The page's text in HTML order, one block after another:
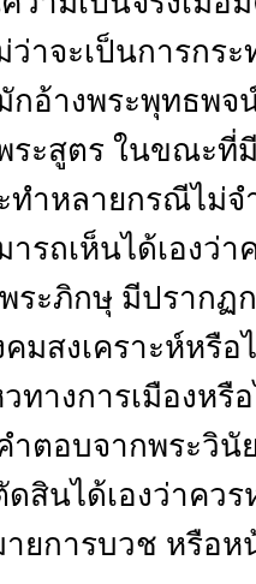
ว่าจะเป็นการกร
อ้างพระพุทธพจ
ระสูตร ในขณะ
ทำหลายกรณีไม่จ
ารถเห็นได้เองว่
ระภิกษุ มีปรากฏ
มสงเคราะห์หรื
ทางการเมืองห
ำตอบจากพระวิ
สินได้เองว่าคว
ายการบวช หรือ